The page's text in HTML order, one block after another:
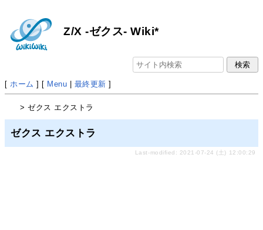
Z/X -ゼクス- Wiki*
[ ホーム ] [ Menu | 最終更新 ]
> ゼクス エクストラ
ゼクス エクストラ
Last-modified: 2021-07-24 (土) 12:00:29